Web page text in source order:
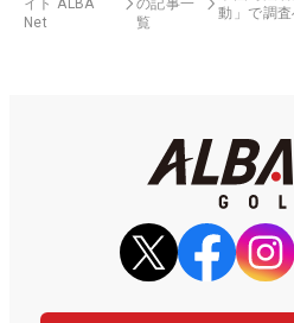
Net
覧
動」で調